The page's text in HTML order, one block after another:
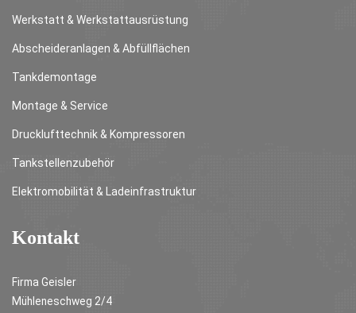
Werkstatt & Werkstattausrüstung
Abscheideranlagen & Abfüllflächen
Tankdemontage
Montage & Service
Drucklufttechnik & Kompressoren
Tankstellenzubehör
Elektromobilität & Ladeinfrastruktur
Kontakt
Firma Geisler
Mühleneschweg 2/4